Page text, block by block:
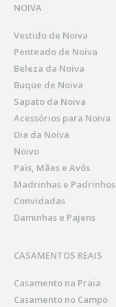
NOIVA
Vestido de Noiva
Penteado de Noiva
Beleza da Noiva
Buque de Noiva
Sapato da Noiva
Acessórios para Noiva
Dia da Noiva
Noivo
Pais, Mães e Avós
Madrinhas e Padrinhos
Convidadas
Daminhas e Pajens
CASAMENTOS REAIS
Casamento na Praia
Casamento no Campo